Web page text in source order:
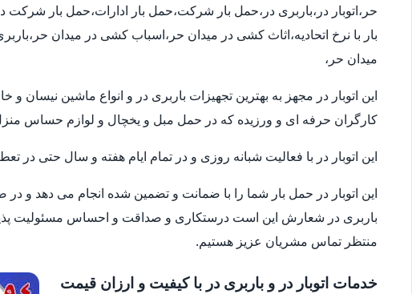
حر،اتوبار در،باربری در،حمل بار شرکت،حمل بار ادارات،حمل بار
بار با نرخ اتحادیه،اثاث کشی در میدان حر،اسباب کشی در میدان
میدان حر،
این اتوبار در مجهز به بهترین تجهیزات باربری در و انواع ماشین نیسان
کارگران حرفه ای و ورزیده که در حمل مبل و یخچال و لوازم حساس
این اتوبار در با فعالیت شبانه روزی و در تمام ایام هفته و سال حتی در
این اتوبار در حمل بار شما را با ضمانت و تضمین شده انجام می دهد و
باربری در شعارش این است درستکاری و صداقت و احساس مسئولیت
منتظر تماس مشریان عزیز هستیم.
خدمات اتوبار در و باربری در با کیفیت و ارزان قیمت